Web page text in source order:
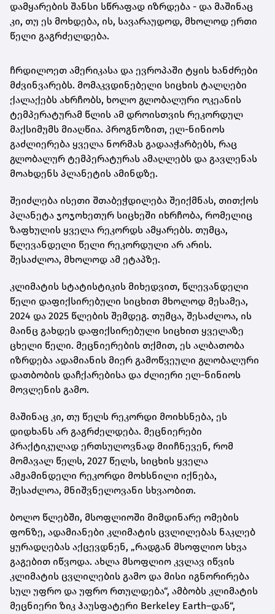
დამყარების შანსი სწრაფად იზრდება - და მაშინაც
კი, თუ ეს მოხდება, ის, სავარაუდოდ, მხოლოდ ერთი
წელი გაგრძელდება.
ჩრდილოეთ ამერიკასა და ევროპაში ტყის ხანძრები
მძვინვარებს. მომაკვდინებელი სიცხის ტალღები
ქალაქებს ახრჩობს, ხოლო გლობალური ოკეანის
ტემპერატურამ წლის ამ დროისთვის რეკორდულ
მაქსიმუმს მიაღწია. პროგნოზით, ელ-ნინიოს
გაძლიერება ყველა ნორმას გადააჭარბებს, რაც
გლობალურ ტემპერატურას ამაღლებს და გავლენას
მოახდენს პლანეტის ამინდზე.
შეიძლება ისეთი შთაბეჭდილება შეიქმნას, თითქოს
პლანეტა ჯოჯოხეთურ სიცხეში იხრჩობა, რომელიც
ზაფხულის ყველა რეკორდს ამყარებს. თუმცა,
წლევანდელი წელი რეკორდული არ არის.
შესაძლოა, მხოლოდ ამ ეტაპზე.
კლიმატის სტატისტიკის მიხედვით, წლევანდელი
წელი დაფიქსირებული სიცხით მხოლოდ მესამეა,
2024 და 2025 წლების შემდეგ. თუმცა, შესაძლოა, ის
მაინც გახდეს დაფიქსირებული სიცხით ყველაზე
ცხელი წელი. მეცნიერების თქმით, ეს ალბათობა
იზრდება ადამიანის მიერ გამოწვეული გლობალური
დათბობის დაჩქარებისა და ძლიერი ელ-ნინიოს
მოვლენის გამო.
მაშინაც კი, თუ წელს რეკორდი მოიხსნება, ეს
დიდხანს არ გაგრძელდება. მეცნიერები
პრაქტიკულად ერთსულოვნად მიიჩნევენ, რომ
მომავალ წელს, 2027 წელს, სიცხის ყველა
ამჟამინდელი რეკორდი მოხსნილი იქნება,
შესაძლოა, მნიშვნელოვანი სხვაობით.
ბოლო წლებში, მსოფლიოში მიმდინარე ომების
ფონზე, ადამიანები კლიმატის ცვლილებას ნაკლებ
ყურადღებას აქცევდნენ, „რადგან მსოფლიო სხვა
გაგებით იწვოდა. ახლა მსოფლიო კვლავ იწვის
კლიმატის ცვლილების გამო და მისი იგნორირება
სულ უფრო და უფრო რთულდება“, ამბობს კლიმატის
მეცნიერი ზიკ ჰაუსფატერი Berkeley Earth–დან“,